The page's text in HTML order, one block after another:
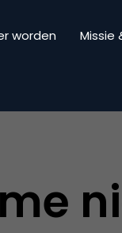
worden Missie